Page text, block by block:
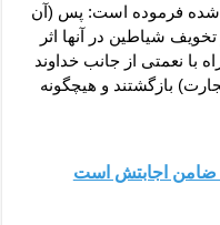
شده فرموده است: پس (آن
شیاطین در آنها اثر
با نعمتی از جانب خداوند
بازگشتند و هیچگونه
ضامن اجابتش است